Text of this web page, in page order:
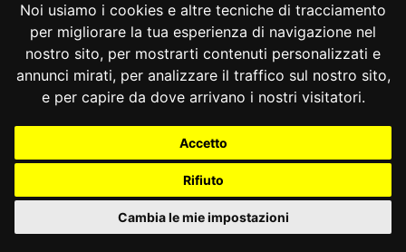
Noi usiamo i cookies e altre tecniche di tracciamento
per migliorare la tua esperienza di navigazione nel
nostro sito, per mostrarti contenuti personalizzati e
annunci mirati, per analizzare il traffico sul nostro sito,
e per capire da dove arrivano i nostri visitatori.
Accetto
Rifiuto
Cambia le mie impostazioni
proprio in quanto consapevoli di essere
soggetti al fallimento in estensione. Questo –
nella ricostruzione giurisprudenziale – basta a
preservare il carattere effettivo del diritto di
difesa.
5.5.– Il descritto assetto di interessi pare
confermato anche rispetto alla liquidazione
giudiziale, di cui all’art. 256 del decreto
legislativo 12 gennaio 2019, n. 14 (Codice della
crisi d’impresa e dell’insolvenza in attuazione
della legge 19 ottobre 2017, n. 155), data la